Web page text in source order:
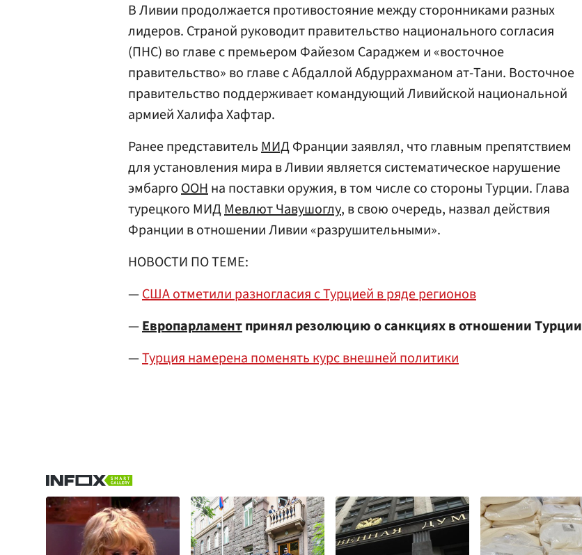
В Ливии продолжается противостояние между сторонниками разных
лидеров. Страной руководит правительство национального согласия
(ПНС) во главе с премьером Файезом Сараджем и «восточное
правительство» во главе с Абдаллой Абдуррахманом ат-Тани. Восточное
правительство поддерживает командующий Ливийской национальной
армией Халифа Хафтар.
Ранее представительМИДФранции заявлял, что главным препятствием
для установления мира в Ливии является систематическое нарушение
эмбаргоООНна поставки оружия, в том числе со стороны Турции. Глава
турецкого МИДМевлют Чавушоглу, в свою очередь, назвал действия
Франции в отношении Ливии «разрушительными».
НОВОСТИ ПО ТЕМЕ:
—CША отметили разногласия с Турцией в ряде регионов
—Европарламентпринял резолюцию о санкциях в отношении Турции
—Турция намерена поменять курс внешней политики